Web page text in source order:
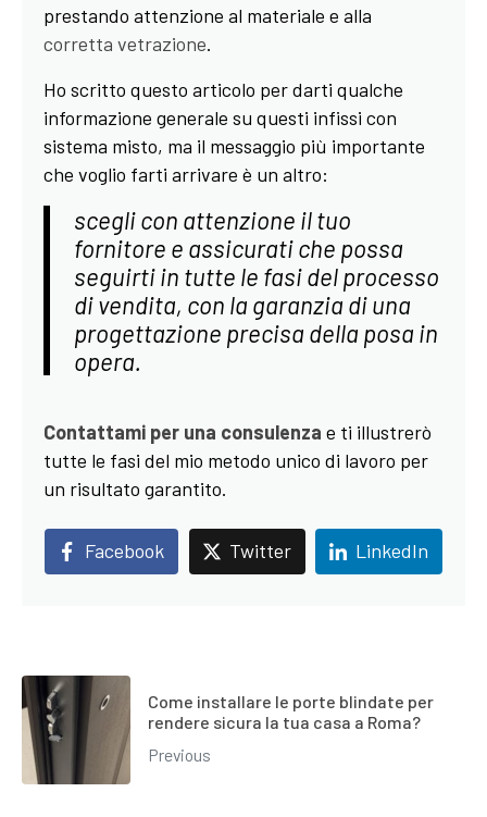
prestando attenzione al materiale e alla
corretta vetrazione.
Ho scritto questo articolo per darti qualche
informazione generale su questi infissi con
sistema misto, ma il messaggio più importante
che voglio farti arrivare è un altro:
scegli con attenzione il tuo
fornitore e assicurati che possa
seguirti in tutte le fasi del processo
di vendita, con la garanzia di una
progettazione precisa della posa in
opera.
Contattami per una consulenza e ti illustrerò
tutte le fasi del mio metodo unico di lavoro per
un risultato garantito.
Facebook Twitter LinkedIn
Come installare le porte blindate per
rendere sicura la tua casa a Roma?
Previous